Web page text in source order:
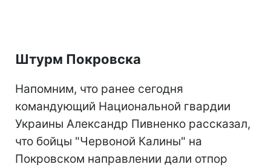
Штурм Покровска
Напомним, что ранее сегодня
командующий Национальной гвардии
Украины Александр Пивненко рассказал,
что бойцы "Червоной Калины" на
Покровском направлении дали отпор